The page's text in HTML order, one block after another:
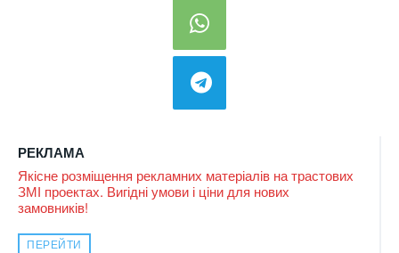
РЕКЛАМА
Якісне розміщення рекламних матеріалів на трастових
ЗМІ проектах. Вигідні умови і ціни для нових
замовників!
ПЕРЕЙТИ